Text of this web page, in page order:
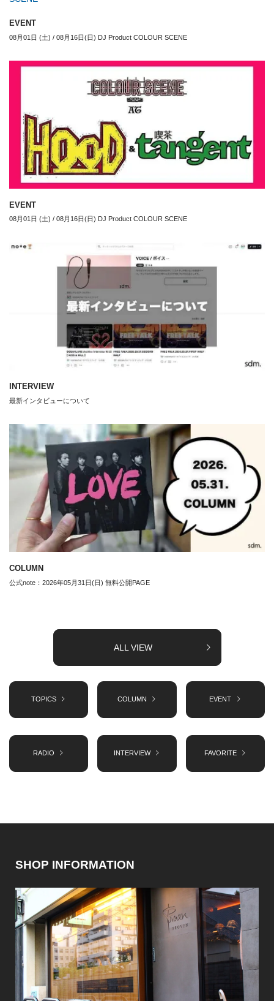
EVENT
08月01日 (土) / 08月16日(日) DJ Product COLOUR SCENE
EVENT
08月01日 (土) / 08月16日(日) DJ Product COLOUR SCENE
INTERVIEW
最新インタビューについて
COLUMN
公式note：2026年05月31日(日) 無料公開PAGE
ALL VIEW
TOPICS COLUMN EVENT
RADIO INTERVIEW FAVORITE
SHOP INFORMATION